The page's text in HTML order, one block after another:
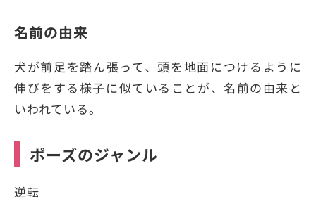
名前の由来
犬が前足を踏ん張って、頭を地面につけるように
伸びをする様子に似ていることが、名前の由来と
いわれている。
ポーズのジャンル
逆転